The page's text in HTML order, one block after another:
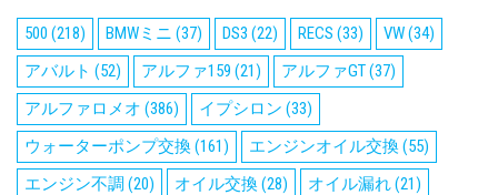
500 (218) BMWミニ (37) DS3 (22) RECS (33) VW(34)
アバルト (52) アルファ159 (21) アルファGT(37)
アルファロメオ (386) イプシロン (33)
ウォーターポンプ交換(161) エンジンオイル交換(55)
エンジン不調 (20) オイル交換(28) オイル漏れ(21)